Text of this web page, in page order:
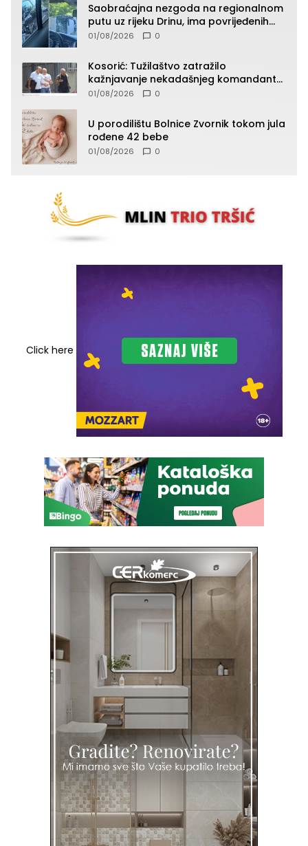
Saobraćajna nezgoda na regionalnom
putu uz rijeku Drinu, ima povrijeđenih
lica (FOTO)
01/08/2026 0
Kosorić: Tužilaštvo zatražilo
kažnjavanje nekadašnjeg komandanta
Vlaseničke brigade
01/08/2026 0
U porodilištu Bolnice Zvornik tokom jula
rođene 42 bebe
01/08/2026 0
Click here